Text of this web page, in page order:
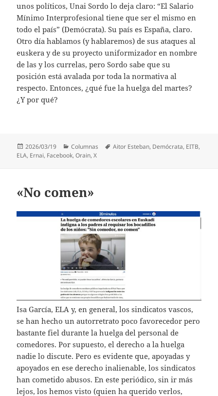
unos políticos, Unai Sordo lo deja claro: “El Salario
Mínimo Interprofesional tiene que ser el mismo en
todo el país” (Demócrata). Su país es España, claro.
Otro día hablamos (y hablaremos) de sus ataques al
euskera y de su proyecto uniformizador en nombre
de las y los currelas, pero Sordo sabe que su
posición está avalada por toda la normativa al
respecto. Entonces, ¿qué fue la huelga del martes?
¿Y por qué?
Publicado
el
2026/03/19 Categorías
Columnas Etiquetas
Aitor Esteban, Demócrata, EITB,
ELA, Ernai, Facebook,Orain,X
«No comen»
Isa García, ELA y, en general, los sindicatos vascos,
se han hecho un autorretrato poco favorecedor pero
bastante fiel durante la huelga del personal de
comedores. Por supuesto, el derecho a la huelga
nadie lo discute. Pero es evidente que, apoyadas y
apoyados en ese derecho inalienable, los sindicatos
han cometido abusos. En este periódico, sin ir más
lejos, los hemos visto (quien ha querido verlos,